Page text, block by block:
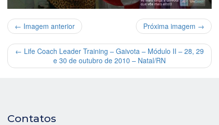
← Imagem anterior Próxima imagem →
← Life Coach Leader Training – Gaivota – Módulo II – 28, 29
e 30 de outubro de 2010 – Natal/RN
Contatos